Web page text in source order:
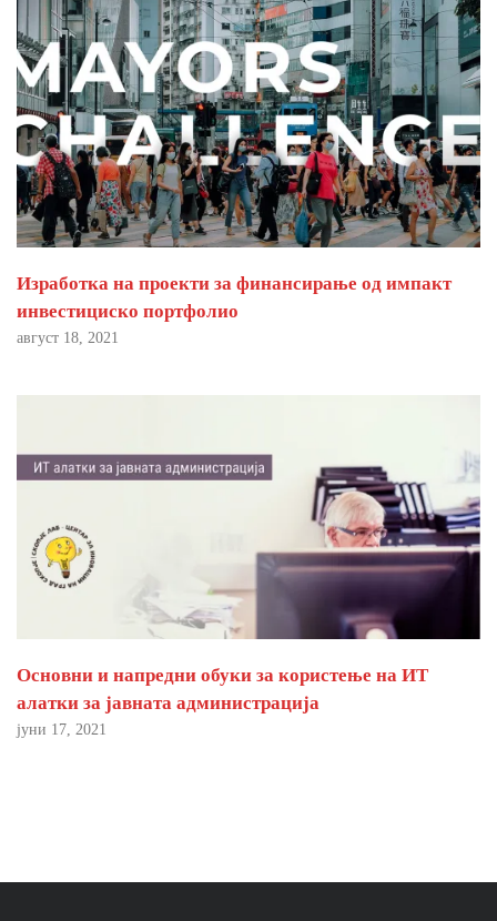
Изработка на проекти за финансирање од импакт
инвестициско портфолио
август 18, 2021
Основни и напредни обуки за користење на ИТ
алатки за јавната администрација
јуни 17, 2021